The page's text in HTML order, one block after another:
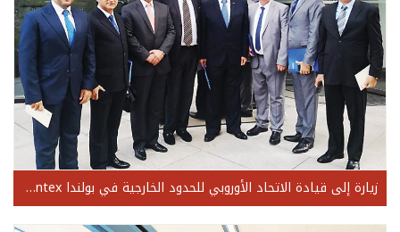
زيارة إلى قيادة الاتحاد الأوروبي للحدود الخارجية في بولندا Frontex برفقة ممثلين عن الأجهزة الأمنية الأربعة